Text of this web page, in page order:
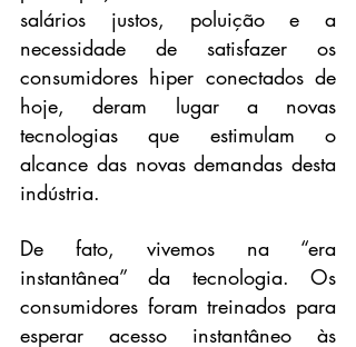
salários justos, poluição e a
necessidade de satisfazer os
consumidores hiper conectados de
hoje, deram lugar a novas
tecnologias que estimulam o
alcance das novas demandas desta
indústria.
De fato, vivemos na “era
instantânea” da tecnologia. Os
consumidores foram treinados para
esperar acesso instantâneo às